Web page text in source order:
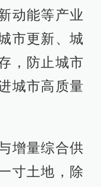
动能等产业
市更新、城
，防止城市
城市高质量
增量综合供
寸土地，除